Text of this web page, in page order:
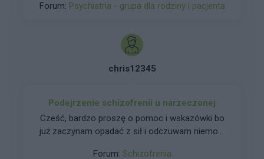
przeznaczylibyście najchętniej pieniążki? JA
przynajmniej Europę i to jest moje największe
marzenie jeszcze może gdyby było to możliwe
kupić!!!
Forum: Psychiatria - grupa dla rodziny i pacjenta
chris12345
Podejrzenie schizofrenii u narzeczonej
Cześć, bardzo proszę o pomoc i wskazówki bo
już zaczynam opadać z sił i odczuwam niemoc.
Forum: Schizofrenia